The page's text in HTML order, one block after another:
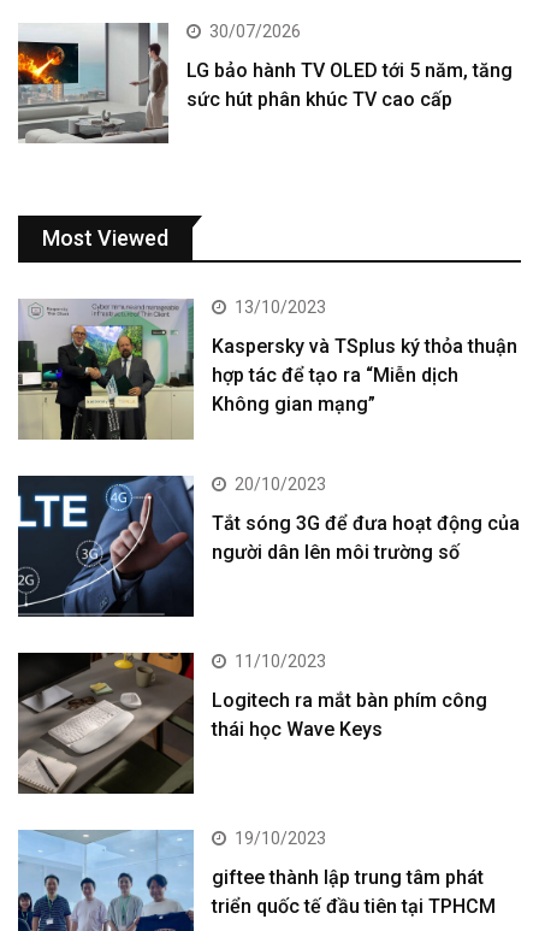
30/07/2026
LG bảo hành TV OLED tới 5 năm, tăng
sức hút phân khúc TV cao cấp
Most Viewed
13/10/2023
Kaspersky và TSplus ký thỏa thuận
hợp tác để tạo ra “Miễn dịch
Không gian mạng”
20/10/2023
Tắt sóng 3G để đưa hoạt động của
người dân lên môi trường số
11/10/2023
Logitech ra mắt bàn phím công
thái học Wave Keys
19/10/2023
giftee thành lập trung tâm phát
triển quốc tế đầu tiên tại TPHCM